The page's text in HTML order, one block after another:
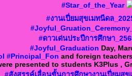
#Star_of_the_Year
#งานเปี่ยมสุขเมทนีดล
#ดาวเด่นประปีการศึกษา
#Joyful_Graduation Day,
#Principal_Fon and foreign
presented to students K3Plus ,
#สังสรรค์เลื่อนขั้นการศึกษางานเปี่ยมสุข